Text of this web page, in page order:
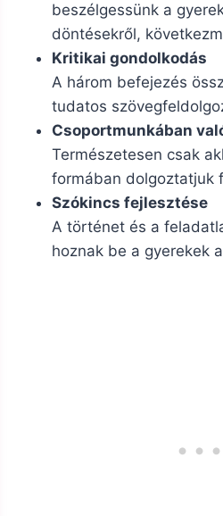
beszélgessünk a
döntésekről,
Kritikai gondolkodás
A három befejezés
tudatos
Csoportmunkában
Természetesen csak
formában dolgoztatjuk
Szókincs fejlesztése
A történet és a
hoznak be a gyerekek